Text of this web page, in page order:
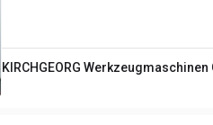
KIRCHGEORG Werkzeugmaschinen